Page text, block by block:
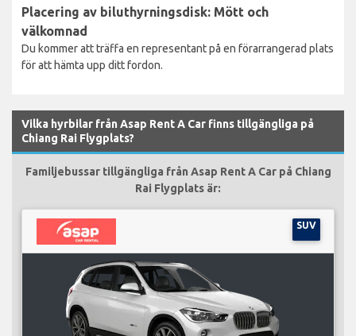
Placering av biluthyrningsdisk: Mött och
välkomnad
Du kommer att träffa en representant på en förarrangerad plats
för att hämta upp ditt fordon.
Vilka hyrbilar från Asap Rent A Car finns tillgängliga på
Chiang Rai Flygplats?
Familjebussar tillgängliga från Asap Rent A Car på Chiang
Rai Flygplats är:
SUV